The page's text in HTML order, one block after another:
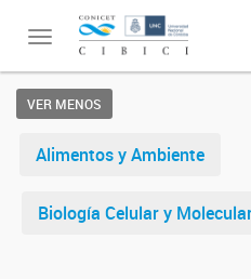
Toggle
VER MENOS
Alimentos y Ambiente
Biología Celular y